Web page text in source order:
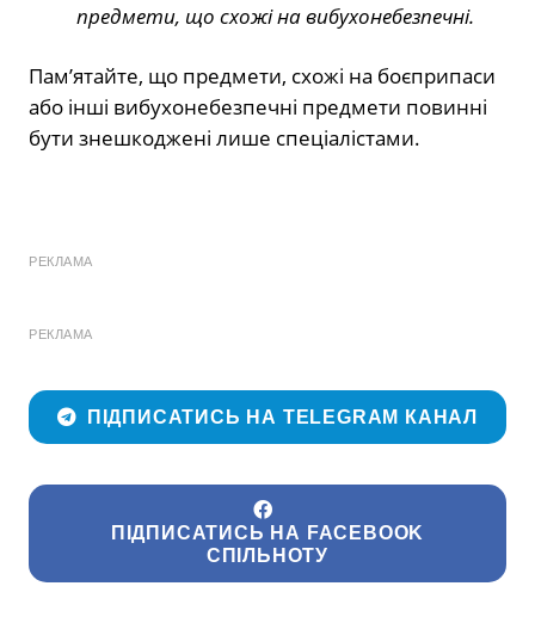
предмети, що схожі на вибухонебезпечні.
Пам’ятайте, що предмети, схожі на боєприпаси
або інші вибухонебезпечні предмети повинні
бути знешкоджені лише спеціалістами.
РЕКЛАМА
РЕКЛАМА
ПІДПИСАТИСЬ НА TELEGRAM КАНАЛ
ПІДПИСАТИСЬ НА FACEBOOK
СПІЛЬНОТУ